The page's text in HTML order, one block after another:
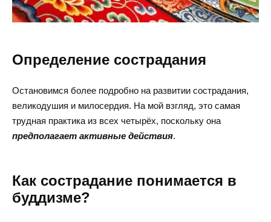
Определение сострадания
Остановимся более подробно на развитии сострадания,
великодушия и милосердия. На мой взгляд, это самая
трудная практика из всех четырёх, поскольку она
предполагает активные действия.
Как сострадание понимается в
буддизме?